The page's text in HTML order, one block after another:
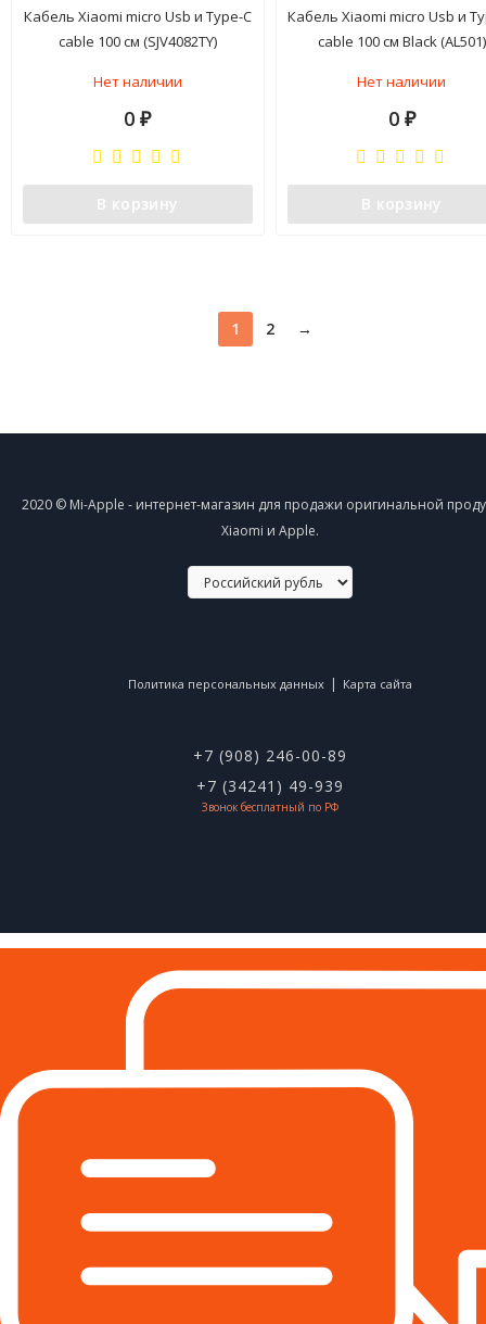
Кабель Xiaomi micro Usb и Type-C
cable 100 см (SJV4082TY)
Нет наличии
0₽
В корзину
Кабель Xiaomi micro Usb и
cable 100 см Black (AL501)
Нет наличии
0 ₽
В корзину
1 2 →
2020 © Mi-Apple - интернет-магазин для продажи оригинальной
Xiaomi и Apple.
Политика персональных данных | Карта сайта
+7 (908) 246-00-89
+7 (34241) 49-939
Звонок бесплатный по РФ